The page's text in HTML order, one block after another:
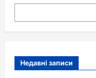
Недавні записи